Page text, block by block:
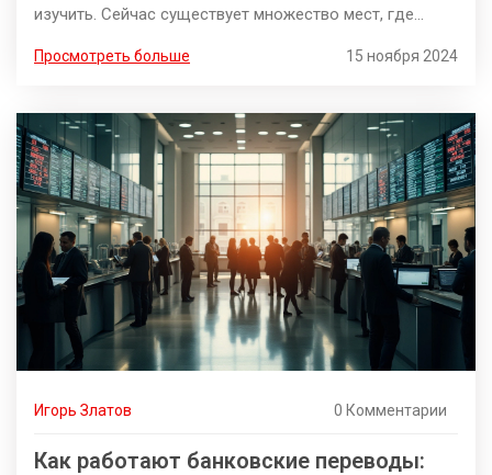
изучить. Сейчас существует множество мест, где
курсов и онлайн-платформ до университетов, а также
подходящий метод для вас и сделать первые шаги на
пути к финансовой устойчивости.
Просмотреть больше 15 ноября 2024
Игорь Златов 0 Комментарии
Как работают банковские переводы: